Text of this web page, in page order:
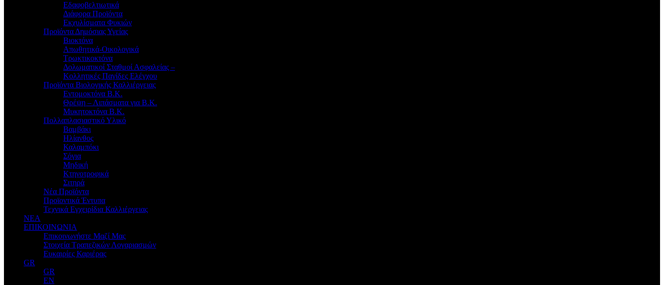
Εδαφοβελτιωτικά
Διάφορα Προϊόντα
Εκχυλίσματα Φυκιών
Προϊόντα Δημόσιας Υγείας
Βιοκτόνα
Απωθητικά-Οικολογικά
Τρωκτικοκτόνα
Δολωματικοί Σταθμοί Ασφαλείας –
Κολλητικές Παγίδες Ελέγχου
Προϊόντα Βιολογικής Καλλιέργειας
Εντομοκτόνα Β.Κ.
Θρέψη – Λιπάσματα για Β.Κ.
Μυκητοκτόνα Β.Κ.
Πολλαπλασιαστικό Υλικό
Βαμβάκι
Ηλίανθος
Καλαμπόκι
Σόγια
Μηδική
Κτηνοτροφικά
Σιτηρά
Νέα Προϊόντα
Προϊοντικά Έντυπα
Τεχνικά Εγχειρίδια Καλλιέργειας
ΝΕΑ
ΕΠΙΚΟΙΝΩΝΙΑ
Επικοινωνήστε Μαζί Μας
Στοιχεία Τραπεζικών Λογαριασμών
Ευκαιρίες Καριέρας
GR
GR
EN